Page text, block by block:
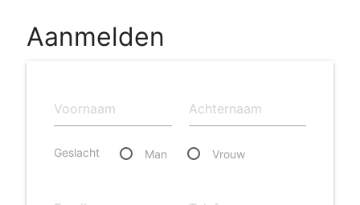
Aanmelden
Geslacht Man Vrouw